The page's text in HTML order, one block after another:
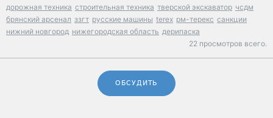
дорожная техника строительная техника тверской экскаватор чсдм
брянский арсенал ззгт русские машины terex рм-терекс санкции
нижний новгород нижегородская область дерипаска
22 просмотров всего.
ОБСУДИТЬ